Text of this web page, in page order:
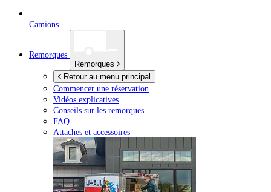
Camions
Remorques
Remorques
Retour au menu principal
Commencer une réservation
Vidéos explicatives
Conseils sur les remorques
FAQ
Attaches et accessoires